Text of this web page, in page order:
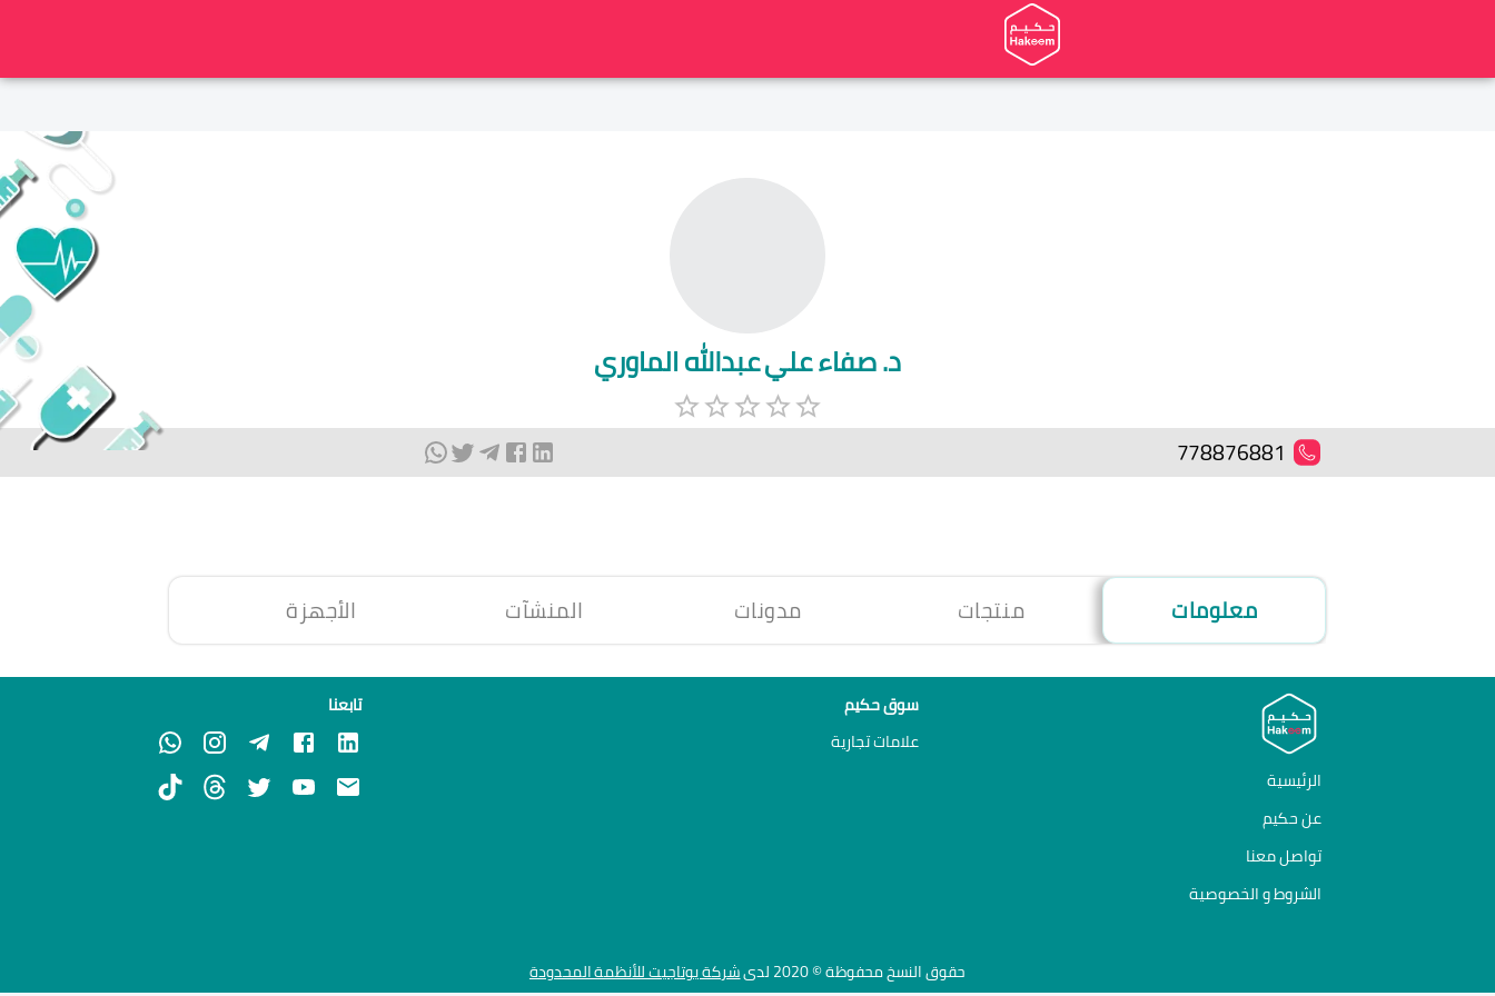
د. صفاء علي عبدالله الماوري
778876881
معلومات منتجات مدونات المنشآت الأجهزة
الرئيسية
عن حكيم
تواصل معنا
الشروط و الخصوصية
سوق حكيم
علامات تجارية
تابعنا
حقوق النسخ محفوظة © 2020 لدى شركة يوتاجيت للأنظمة المحدودة